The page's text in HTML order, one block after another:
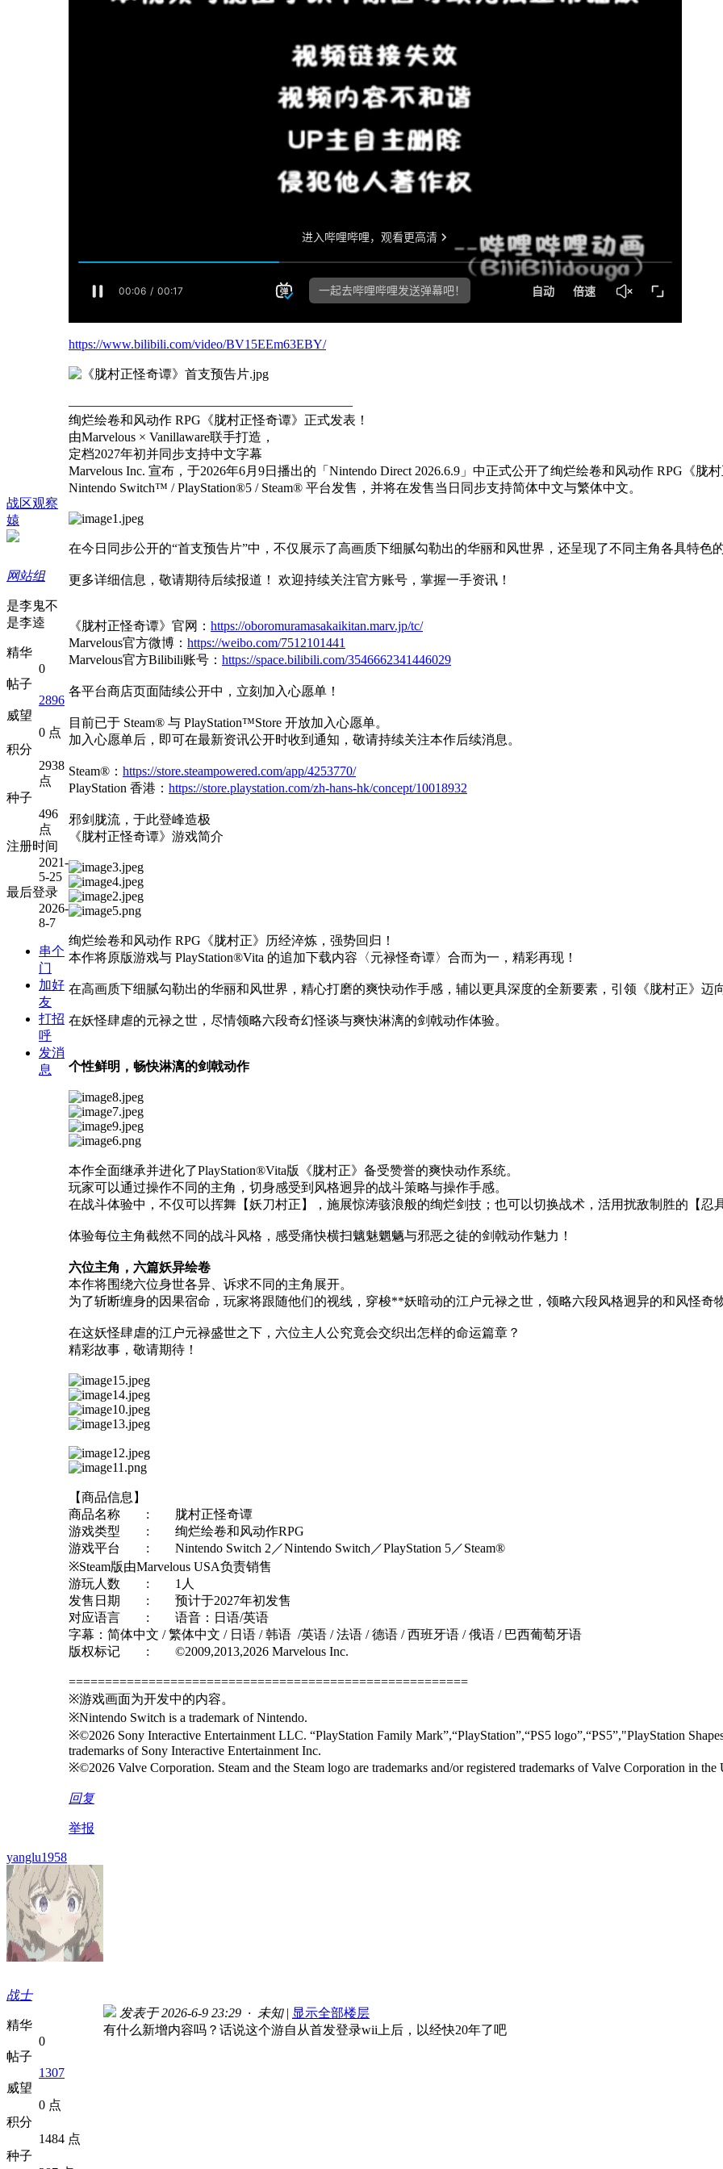
战区观察
媴
网站组
是李鬼不
是李逵
精华
0
帖子
2896
威望
0 点
积分
2938
点
种子
496
点
注册时间
2021-
5-25
最后登录
2026-
8-7
串个
门
加好
友
打招
呼
发消
息
https://www.bilibili.com/video/BV15EEm63EBY/
——————————————————————
绚烂绘卷和风动作 RPG《胧村正怪奇谭》正式发表！
由Marvelous × Vanillaware联手打造，
定档2027年初并同步支持中文字幕
Marvelous Inc. 宣布，于2026年6月9日播出的「Nintendo Direct 2026.6.9」中正式公开了绚烂绘卷和风动作 RPG《
Nintendo Switch™ / PlayStation®5 / Steam® 平台发售，并将在发售当日同步支持简体中文与繁体中文。
在今日同步公开的“首支预告片”中，不仅展示了高画质下细腻勾勒出的华丽和风世界，还呈现了不同主角各具特色
更多详细信息，敬请期待后续报道！ 欢迎持续关注官方账号，掌握一手资讯！
《胧村正怪奇谭》官网： https://oboromuramasakaikitan.marv.jp/tc/
Marvelous官方微博： https://weibo.com/7512101441
Marvelous官方Bilibili账号： https://space.bilibili.com/3546662341446029
各平台商店页面陆续公开中，立刻加入心愿单！
目前已于 Steam® 与 PlayStation™Store 开放加入心愿单。
加入心愿单后，即可在最新资讯公开时收到通知，敬请持续关注本作后续消息。
Steam®： https://store.steampowered.com/app/4253770/
PlayStation 香港： https://store.playstation.com/zh-hans-hk/concept/10018932
邪剑胧流，于此登峰造极
《胧村正怪奇谭》游戏简介
绚烂绘卷和风动作 RPG《胧村正》历经淬炼，强势回归！
本作将原版游戏与 PlayStation®Vita 的追加下载内容〈元禄怪奇谭〉合而为一，精彩再现！
在高画质下细腻勾勒出的华丽和风世界，精心打磨的爽快动作手感，辅以更具深度的全新要素，引领《胧村正》迈
在妖怪肆虐的元禄之世，尽情领略六段奇幻怪谈与爽快淋漓的剑戟动作体验。
个性鲜明，畅快淋漓的剑戟动作
本作全面继承并进化了PlayStation®Vita版《胧村正》备受赞誉的爽快动作系统。
玩家可以通过操作不同的主角，切身感受到风格迥异的战斗策略与操作手感。
在战斗体验中，不仅可以挥舞【妖刀村正】，施展惊涛骇浪般的绚烂剑技；也可以切换战术，活用扰敌制胜的【忍
体验每位主角截然不同的战斗风格，感受痛快横扫魑魅魍魉与邪恶之徒的剑戟动作魅力！
六位主角，六篇妖异绘卷
本作将围绕六位身世各异、诉求不同的主角展开。
为了斩断缠身的因果宿命，玩家将跟随他们的视线，穿梭**妖暗动的江户元禄之世，领略六段风格迥异的和风怪奇物
在这妖怪肆虐的江户元禄盛世之下，六位主人公究竟会交织出怎样的命运篇章？
精彩故事，敬请期待！
【商品信息】
商品名称 : 胧村正怪奇谭
游戏类型 : 绚烂绘卷和风动作RPG
游戏平台 : Nintendo Switch 2／Nintendo Switch／PlayStation 5／Steam®
※Steam版由Marvelous USA负责销售
游玩人数 : 1人
发售日期 : 预计于2027年初发售
对应语言 : 语音：日语/英语
字幕：简体中文 / 繁体中文 / 日语 / 韩语 /英语 / 法语 / 德语 / 西班牙语 / 俄语 / 巴西葡萄牙语
版权标记 : ©2009,2013,2026 Marvelous Inc.
=======================================================
※游戏画面为开发中的内容。
※Nintendo Switch is a trademark of Nintendo.
※©2026 Sony Interactive Entertainment LLC. “PlayStation Family Mark”,“PlayStation”,“PS5 logo”,“PS5”,"PlayStation
trademarks of Sony Interactive Entertainment Inc.
※©2026 Valve Corporation. Steam and the Steam logo are trademarks and/or registered trademarks of Valve Corporation in the
回复
举报
yanglu1958
战士
精华
0
帖子
1307
威望
0 点
积分
1484 点
种子
发表于 2026-6-9 23:29 · 未知 | 显示全部楼层
有什么新增内容吗？话说这个游自从首发登录wii上后，以经快20年了吧